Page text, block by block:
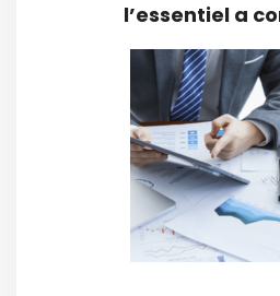
l’essentiel a